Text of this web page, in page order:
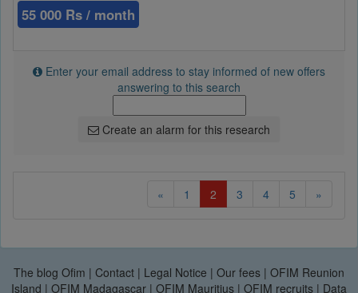
55 000 Rs / month
Enter your email address to stay informed of new offers
answering to this search
Create an alarm for this research
« 1 2 (current)
3 4 5 »
The blog Ofim | Contact | Legal Notice | Our fees | OFIM Reunion
Island | OFIM Madagascar | OFIM Mauritius | OFIM recruits | Data